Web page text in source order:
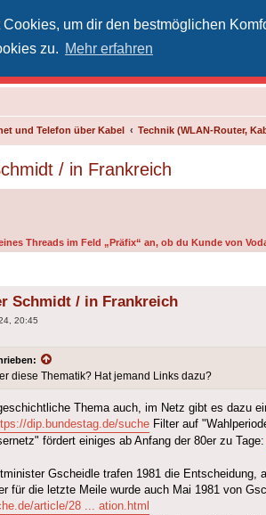
um dir den bestmöglichen
zu. Mehr erfahren
und Telefon über Kabel Technik (WLAN-Router,
/ in Frankreich
Threads im Feld „Präfix“ an, ob du Kunde von
Schmidt / in Frankreich
20:45
diese Thematik? Hat jemand Links dazu?
Thema auch, im Netz gibt es dazu
dip.bundestag.de/suche Filter auf
fördert einiges ab Anfang der 80er zu Tage:
Gscheidle trafen 1981 die Entscheidung,
für die letzte Meile wurde auch Mai 1981 von
article/28 ... ation.html